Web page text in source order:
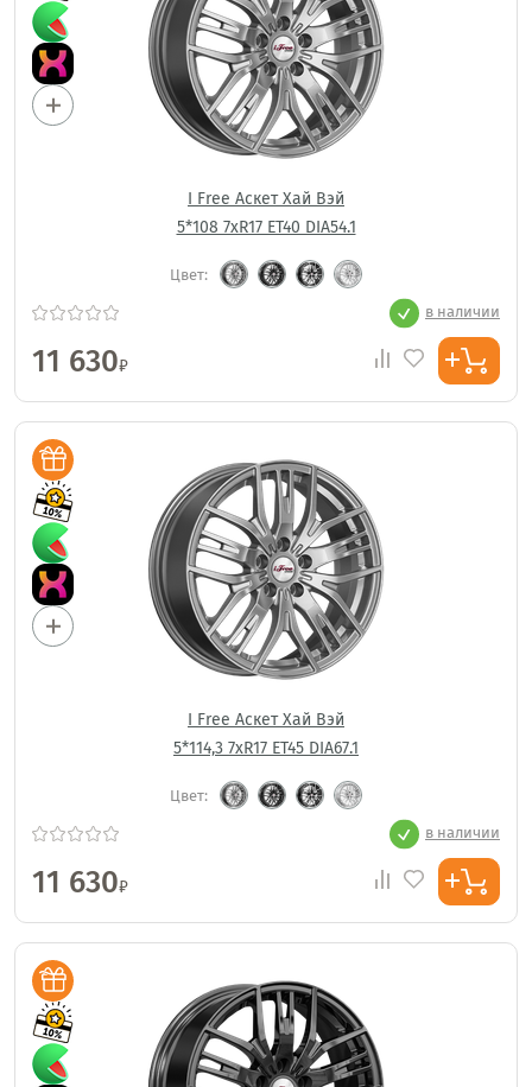
I Free Аскет Хай Вэй
5*108 7xR17 ET40 DIA54.1
Цвет:
в наличии
11 630₽
I Free Аскет Хай Вэй
5*114,3 7xR17 ET45 DIA67.1
Цвет:
в наличии
11 630₽